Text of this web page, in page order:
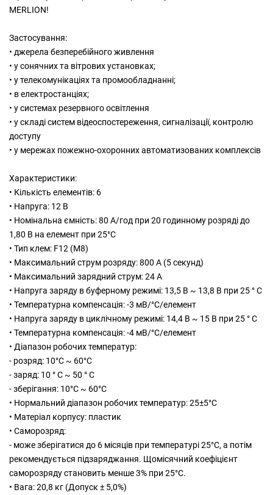
MERLION!
Застосування:
• джерела безперебійного живлення
• у сонячних та вітрових установках;
• у телекомунікаціях та промообладнанні;
• в електростанціях;
• у системах резервного освітлення
• у складі систем відеоспостереження, сигналізації, контролю
доступу
• у мережах пожежно-охоронних автоматизованих комплексів
Характеристики:
• Кількість елементів: 6
• Напруга: 12 В
• Номінальна ємність: 80 A/год при 20 годинному розряді до
1,80 В на елемент при 25°C
• Тип клем: F12 (M8)
• Максимальний струм розряду: 800 А (5 секунд)
• Максимальний зарядний струм: 24 A
• Напруга заряду в буферному режимі: 13,5 В ~ 13,8 В при 25 ° С
• Температурна компенсація: -3 мВ/°C/елемент
• Напруга заряду в циклічному режимі: 14,4 В ~ 15 В при 25 ° С
• Температурна компенсація: -4 мВ/°C/елемент
• Діапазон робочих температур:
- розряд: 10°C ~ 60°C
- заряд: 10 ° C ~ 50 ° C
- зберігання: 10°C ~ 60°C
• Нормальний діапазон робочих температур: 25±5°C
• Матеріал корпусу: пластик
• Саморозряд:
- може зберігатися до 6 місяців при температурі 25°C, а потім
рекомендується підзаряджання. Щомісячний коефіцієнт
саморозряду становить менше 3% при 25°C.
• Вага: 20,8 кг (Допуск ± 5,0%)